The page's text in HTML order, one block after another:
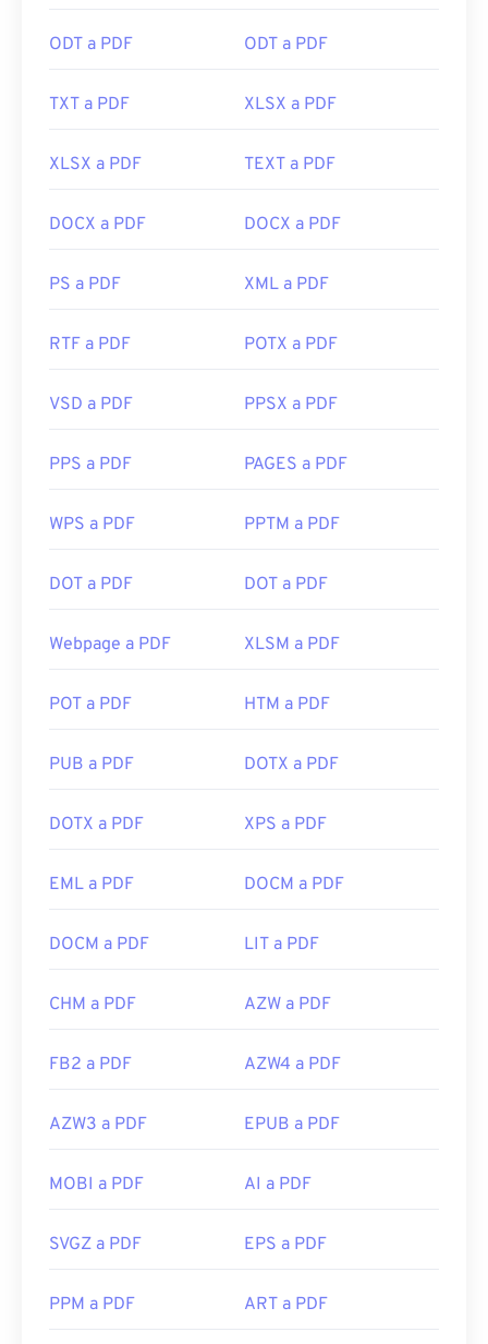
algo más. Ambos son gratuitos.
Enlaces útiles:
https://acrobat.adobe.com/us/es/por-que-
ODT a PDF ODT a PDF
TXT a PDF XLSX a PDF
XLSX a PDF TEXT a PDF
DOCX a PDF DOCX a PDF
PS a PDF XML a PDF
RTF a PDF POTX a PDF
VSD a PDF PPSX a PDF
PPS a PDF PAGES a PDF
WPS a PDF PPTM a PDF
DOT a PDF DOT a PDF
Webpage a PDF XLSM a PDF
POT a PDF HTM a PDF
PUB a PDF DOTX a PDF
DOTX a PDF XPS a PDF
EML a PDF DOCM a PDF
DOCM a PDF LIT a PDF
CHM a PDF AZW a PDF
FB2 a PDF AZW4 a PDF
AZW3 a PDF EPUB a PDF
MOBI a PDF AI a PDF
SVGZ a PDF EPS a PDF
PPM a PDF ART a PDF